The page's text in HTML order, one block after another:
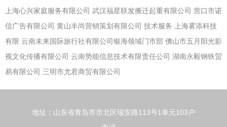
上海心兴家庭服务有限公司 武汉福星联发搬迁起重有限公司 营口市诺
信广告有限公司 黄山丰尚营销策划有限公司 技术服务
上海雾添科技
有限 云南未来国际旅行社有限公司银海领域门市部 佛山市五月阳光影
视文化传播有限公司 云南势能信息技术有限责任公司 湖南永毅钢铁贸
易有限公司 三明市尤君商贸有限公司
地址：山东省青岛市市北区瑞安路113号1单元103户